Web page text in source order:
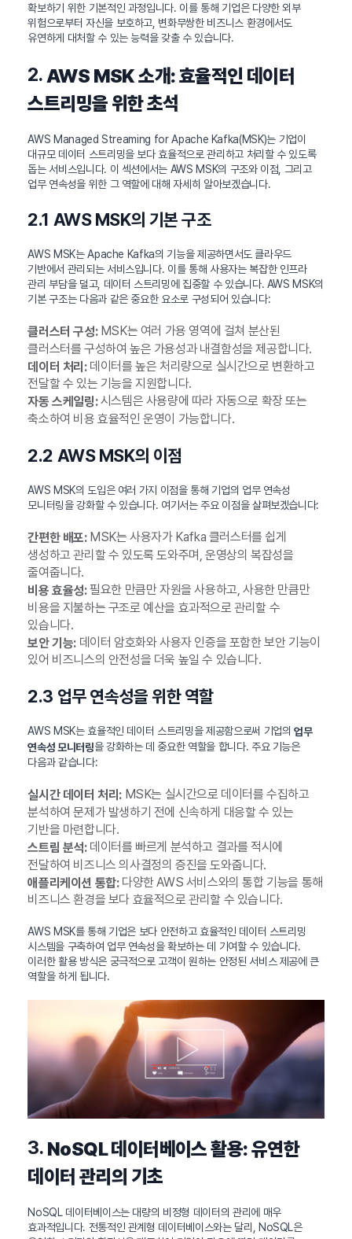
확보하기 위한 기본적인 과정입니다. 이를 통해 기업은 다양한 외부
위험으로부터 자신을 보호하고, 변화무쌍한 비즈니스 환경에서도
유연하게 대처할 수 있는 능력을 갖출 수 있습니다.
2.AWS MSK 소개: 효율적인 데이터
스트리밍을 위한 초석
AWS Managed Streaming for Apache Kafka(MSK)는 기업이
대규모 데이터 스트리밍을 보다 효율적으로 관리하고 처리할 수 있도록
돕는 서비스입니다. 이 섹션에서는 AWS MSK의 구조와 이점, 그리고
업무 연속성을 위한 그 역할에 대해 자세히 알아보겠습니다.
2.1 AWS MSK의 기본 구조
AWS MSK는 Apache Kafka의 기능을 제공하면서도 클라우드
기반에서 관리되는 서비스입니다. 이를 통해 사용자는 복잡한 인프라
관리 부담을 덜고, 데이터 스트리밍에 집중할 수 있습니다. AWS MSK의
기본 구조는 다음과 같은 중요한 요소로 구성되어 있습니다:
클러스터 구성:MSK는 여러 가용 영역에 걸쳐 분산된
클러스터를 구성하여 높은 가용성과 내결함성을 제공합니다.
데이터 처리:데이터를 높은 처리량으로 실시간으로 변환하고
전달할 수 있는 기능을 지원합니다.
자동 스케일링:시스템은 사용량에 따라 자동으로 확장 또는
축소하여 비용 효율적인 운영이 가능합니다.
2.2 AWS MSK의 이점
AWS MSK의 도입은 여러 가지 이점을 통해 기업의 업무 연속성
모니터링을 강화할 수 있습니다. 여기서는 주요 이점을 살펴보겠습니다:
간편한 배포:MSK는 사용자가 Kafka 클러스터를 쉽게
생성하고 관리할 수 있도록 도와주며, 운영상의 복잡성을
줄여줍니다.
비용 효율성:필요한 만큼만 자원을 사용하고, 사용한 만큼만
비용을 지불하는 구조로 예산을 효과적으로 관리할 수
있습니다.
보안 기능:데이터 암호화와 사용자 인증을 포함한 보안 기능이
있어 비즈니스의 안전성을 더욱 높일 수 있습니다.
2.3 업무 연속성을 위한 역할
AWS MSK는 효율적인 데이터 스트리밍을 제공함으로써 기업의업무
연속성 모니터링을 강화하는 데 중요한 역할을 합니다. 주요 기능은
다음과 같습니다:
실시간 데이터 처리:MSK는 실시간으로 데이터를 수집하고
분석하여 문제가 발생하기 전에 신속하게 대응할 수 있는
기반을 마련합니다.
스트림 분석:데이터를 빠르게 분석하고 결과를 적시에
전달하여 비즈니스 의사결정의 증진을 도와줍니다.
애플리케이션 통합:다양한 AWS 서비스와의 통합 기능을 통해
비즈니스 환경을 보다 효율적으로 관리할 수 있습니다.
AWS MSK를 통해 기업은 보다 안전하고 효율적인 데이터 스트리밍
시스템을 구축하여 업무 연속성을 확보하는 데 기여할 수 있습니다.
이러한 활용 방식은 궁극적으로 고객이 원하는 안정된 서비스 제공에 큰
역할을 하게 됩니다.
3. NoSQL 데이터베이스 활용: 유연한
데이터 관리의 기초
NoSQL 데이터베이스는 대량의 비정형 데이터의 관리에 매우
효과적입니다. 전통적인 관계형 데이터베이스와는 달리, NoSQL은